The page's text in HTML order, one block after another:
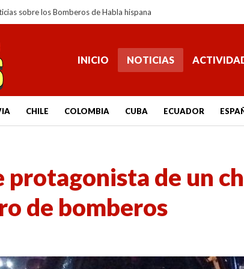
sobre los Bomberos de Habla hispana
INICIO NOTICIAS
CHILE COLOMBIA CUBA ECUADOR
protagonista de un
de bomberos